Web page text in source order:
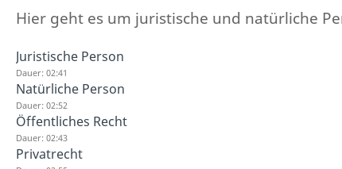
Hier geht es um juristische und natürliche
Juristische Person
Dauer: 02:41
Natürliche Person
Dauer: 02:52
Öffentliches Recht
Dauer: 02:43
Privatrecht